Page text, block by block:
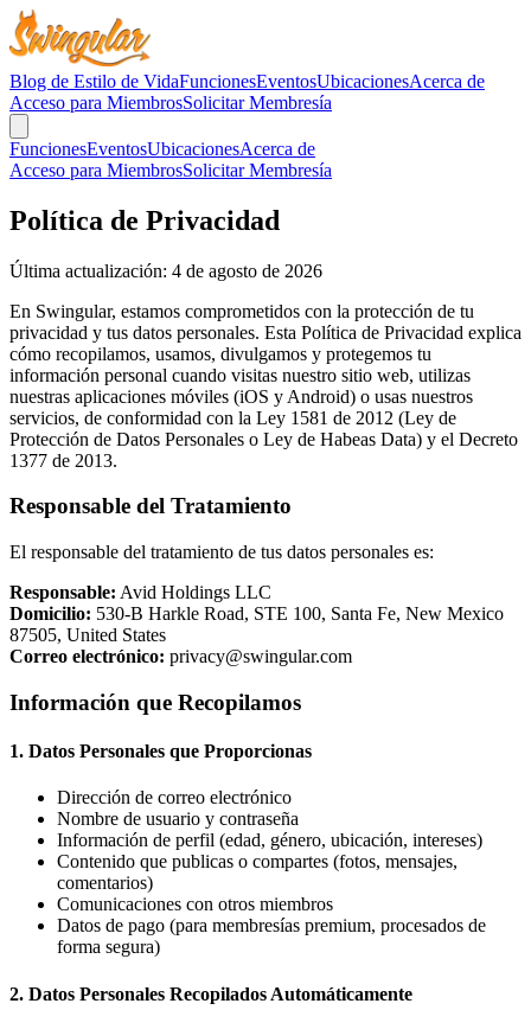
Blog de Estilo de VidaFuncionesEventosUbicacionesAcerca de
Acceso para MiembrosSolicitar Membresía
FuncionesEventosUbicacionesAcerca de
Acceso para MiembrosSolicitar Membresía
Política de Privacidad
Última actualización: 4 de agosto de 2026
En Swingular, estamos comprometidos con la protección de tu
privacidad y tus datos personales. Esta Política de Privacidad explica
cómo recopilamos, usamos, divulgamos y protegemos tu
información personal cuando visitas nuestro sitio web, utilizas
nuestras aplicaciones móviles (iOS y Android) o usas nuestros
servicios, de conformidad con la Ley 1581 de 2012 (Ley de
Protección de Datos Personales o Ley de Habeas Data) y el Decreto
1377 de 2013.
Responsable del Tratamiento
El responsable del tratamiento de tus datos personales es:
Responsable: Avid Holdings LLC
Domicilio: 530-B Harkle Road, STE 100, Santa Fe, New Mexico
87505, United States
Correo electrónico: privacy@swingular.com
Información que Recopilamos
1. Datos Personales que Proporcionas
Dirección de correo electrónico
Nombre de usuario y contraseña
Información de perfil (edad, género, ubicación, intereses)
Contenido que publicas o compartes (fotos, mensajes,
comentarios)
Comunicaciones con otros miembros
Datos de pago (para membresías premium, procesados de
forma segura)
2. Datos Personales Recopilados Automáticamente